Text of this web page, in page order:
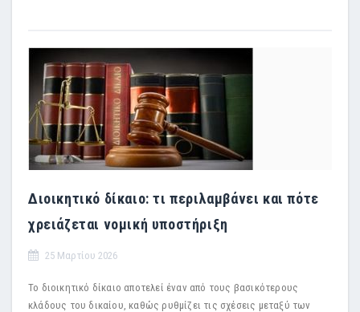
Διοικητικό δίκαιο: τι περιλαμβάνει και πότε
χρειάζεται νομική υποστήριξη
25 Μαρτίου 2026
Το διοικητικό δίκαιο αποτελεί έναν από τους βασικότερους
κλάδους του δικαίου, καθώς ρυθμίζει τις σχέσεις μεταξύ των